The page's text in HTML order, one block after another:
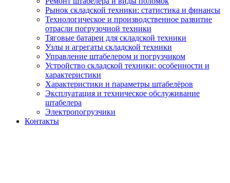
Рынок складской техники: статистика и финансы
Технологическое и производственное развитие
отрасли погрузочной техники
Тяговые батареи для складской техники
Узлы и агрегаты складской техники
Управление штабелером и погрузчиком
Устройство складской техники: особенности и
характеристики
Характеристики и параметры штабелёров
Эксплуатация и техническое обслуживание
штабелера
Электропогрузчики
Контакты